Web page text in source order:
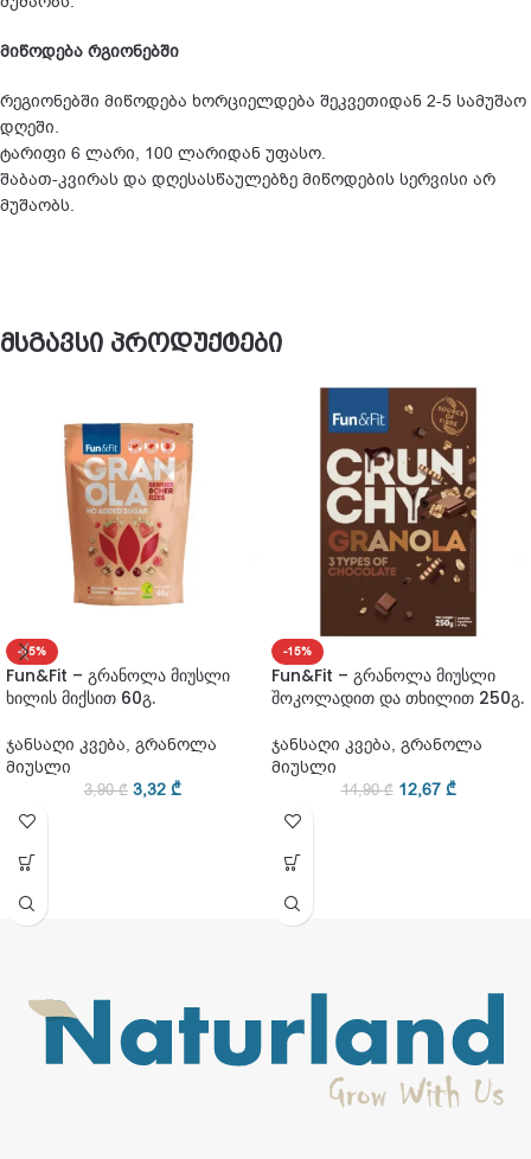
მიწოდება რგიონებში
რეგიონებში მიწოდება ხორციელდება შეკვეთიდან 2-5 სამუშაო
დღეში.
ტარიფი 6 ლარი, 100 ლარიდან უფასო.
შაბათ-კვირას და დღესასწაულებზე მიწოდების სერვისი არ
მუშაობს.
მსგავსი პროდუქტები
-15%
Fun&Fit – გრანოლა მიუსლი
ხილის მიქსით 60გ.
ჯანსაღი კვება, გრანოლა
მიუსლი
3,90₾ 3,32 ₾
-15%
Fun&Fit – გრანოლა მიუსლი
შოკოლადით და თხილით 250გ.
ჯანსაღი კვება, გრანოლა
მიუსლი
14,90₾ 12,67 ₾